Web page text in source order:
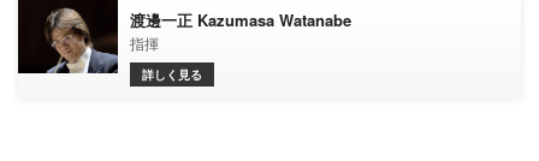
渡邊一正 Kazumasa Watanabe
指揮
詳しく見る